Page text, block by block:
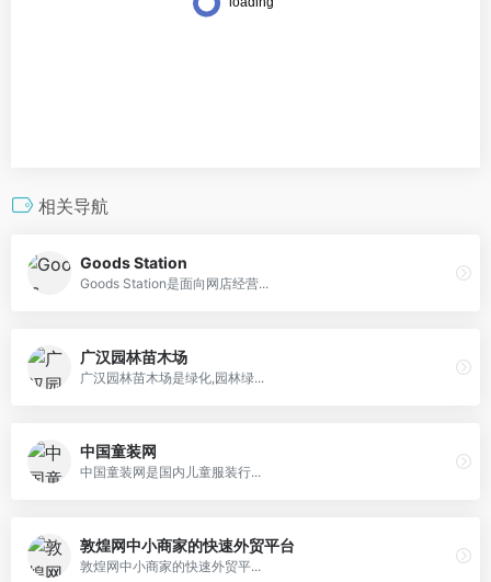
相关导航
Goods Station
Goods Station是面向网店经营...
广汉园林苗木场
广汉园林苗木场是绿化,园林绿...
中国童装网
中国童装网是国内儿童服装行...
敦煌网中小商家的快速外贸平台
敦煌网中小商家的快速外贸平...